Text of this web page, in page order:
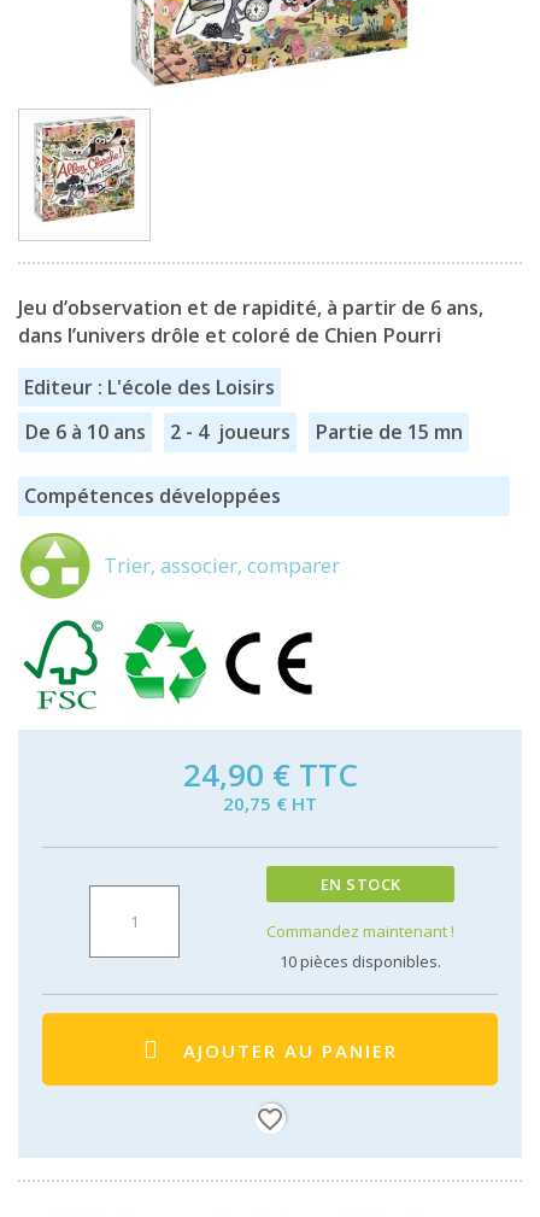
Jeu d’observation et de rapidité, à partir de 6 ans,
dans l’univers drôle et coloré de Chien Pourri
Editeur : L'école des Loisirs
De 6 à 10 ans
2 - 4 joueurs Partie de 15 mn
Compétences développées
Trier, associer, comparer
24,90 € TTC
20,75 € HT
EN STOCK
Commandez maintenant !
10pièces disponibles.
AJOUTER AU PANIER
favorite_border